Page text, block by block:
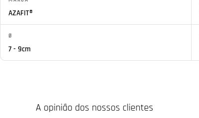
AZAFIT®
Ø
7 - 9cm
A opinião dos nossos clientes